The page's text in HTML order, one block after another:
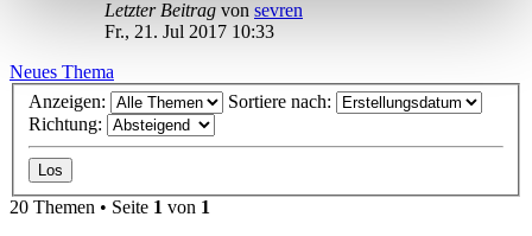
Letzter Beitrag von sevren
Fr., 21. Jul 2017 10:33
Neues Thema
Anzeigen:
Sortiere nach:
Richtung:
20 Themen • Seite 1 von 1